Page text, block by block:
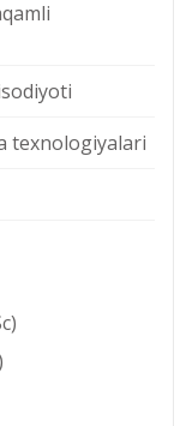
texnologiyalari